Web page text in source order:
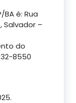
BA é: Rua
Salvador –
do
8550